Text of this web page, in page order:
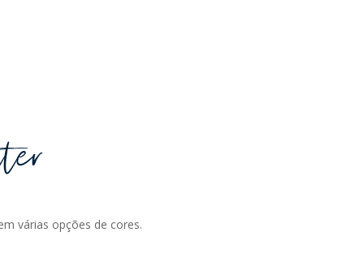
várias opções de cores.